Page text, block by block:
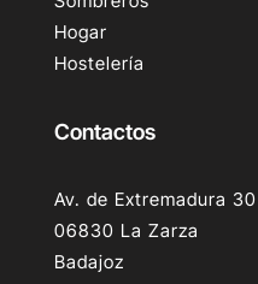
Hogar
Hostelería
Contactos
Av. de Extremadura 30
06830 La Zarza
Badajoz